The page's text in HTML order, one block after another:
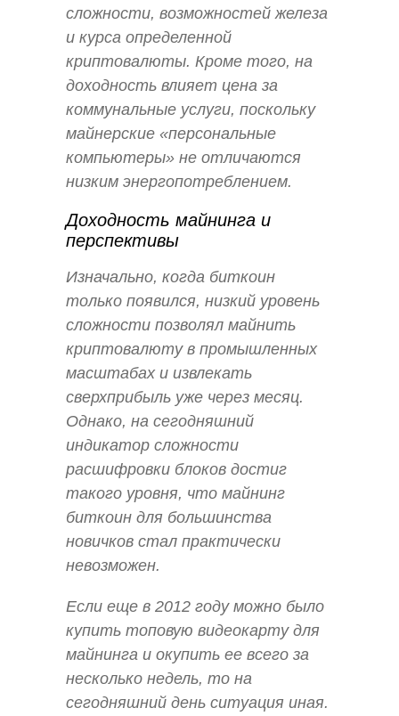
сложности, возможностей железа
и курса определенной
криптовалюты. Кроме того, на
доходность влияет цена за
коммунальные услуги, поскольку
майнерские «персональные
компьютеры» не отличаются
низким энергопотреблением.
Доходность майнинга и
перспективы
Изначально, когда биткоин
только появился, низкий уровень
сложности позволял майнить
криптовалюту в промышленных
масштабах и извлекать
сверхприбыль уже через месяц.
Однако, на сегодняшний
индикатор сложности
расшифровки блоков достиг
такого уровня, что майнинг
биткоин для большинства
новичков стал практически
невозможен.
Если еще в 2012 году можно было
купить топовую видеокарту для
майнинга и окупить ее всего за
несколько недель, то на
сегодняшний день ситуация иная.